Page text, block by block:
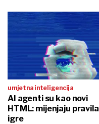
umjetna inteligencija
AI agenti su kao novi
HTML: mijenjaju pravila
igre